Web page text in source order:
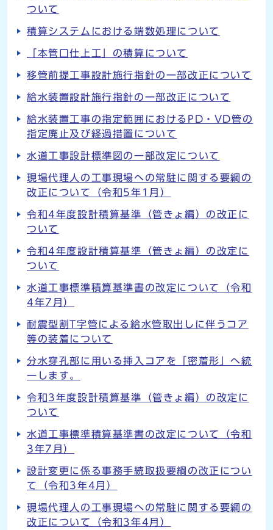
ついて
積算システムにおける端数処理について
「本管口仕上工」の積算について
移管前提工事設計施行指針の一部改正について
給水装置設計施行指針の一部改正について
給水装置工事の指定範囲におけるPD・VD管の
指定廃止及び経過措置について
水道工事設計標準図の一部改定について
現場代理人の工事現場への常駐に関する要綱の
改正について（令和5年1月）
令和4年度設計積算基準（管きょ編）の改正に
ついて
令和4年度設計積算基準（管きょ編）の改定に
ついて
水道工事標準積算基準書の改定について（令和
4年7月）
耐震型割T字管による給水管取出しに伴うコア
等の装着について
分水穿孔部に用いる挿入コアを「密着形」へ統
一します。
令和3年度設計積算基準（管きょ編）の改定に
ついて
水道工事標準積算基準書の改定について（令和
3年7月）
設計変更に係る事務手続取扱要綱の改正につい
て（令和3年4月）
現場代理人の工事現場への常駐に関する要綱の
改正について（令和3年4月）